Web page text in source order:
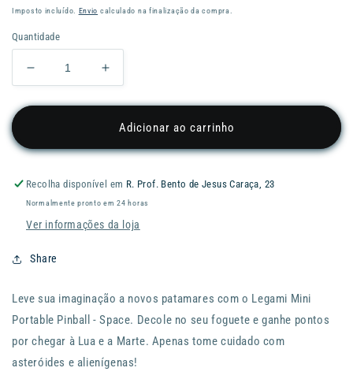
normal
Imposto incluído. Envio calculado na finalização da compra.
Quantidade
Diminuir
a
quantidade
de
LEGAMI
Mini
Pinball
Space
Aumentar
a
quantidade
de
LEGAMI
Mini
Pinball
Adicionar ao carrinho
Recolha disponível em R. Prof. Bento de Jesus Caraça, 23
Normalmente pronto em 24 horas
Ver informações da loja
Share
Leve sua imaginação a novos patamares com o Legami Mini
Portable Pinball - Space. Decole no seu foguete e ganhe pontos
por chegar à Lua e a Marte. Apenas tome cuidado com
asteróides e alienígenas!